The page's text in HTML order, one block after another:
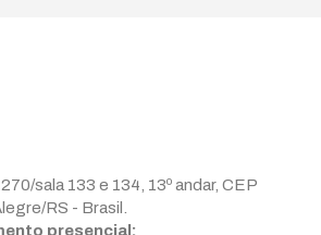
sala 133 e 134, 13º andar, CEP
RS - Brasil.
presencial: